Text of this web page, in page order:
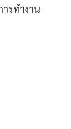
รทำงาน